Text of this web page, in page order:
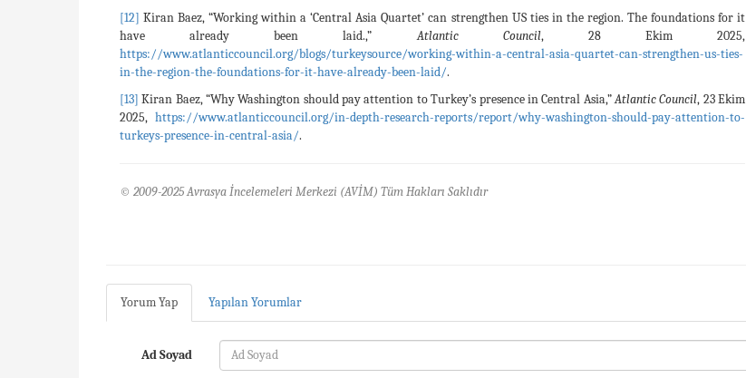
[12] Kiran Baez, “Working within a ‘Central Asia Quartet’ can strengthen US ties in the region. The foundations for it
have already been laid.,”Atlantic Council, 28 Ekim 2025,
https://www.atlanticcouncil.org/blogs/turkeysource/working-within-a-central-asia-quartet-can-strengthen-us-ties-
in-the-region-the-foundations-for-it-have-already-been-laid/.
[13] Kiran Baez, “Why Washington should pay attention to Turkey’s presence in Central Asia,”Atlantic Council, 23 Ekim
2025, https://www.atlanticcouncil.org/in-depth-research-reports/report/why-washington-should-pay-attention-to-
turkeys-presence-in-central-asia/.
© 2009-2025 Avrasya İncelemeleri Merkezi (AVİM) Tüm Hakları Saklıdır
Yorum Yap Yapılan Yorumlar
Ad Soyad